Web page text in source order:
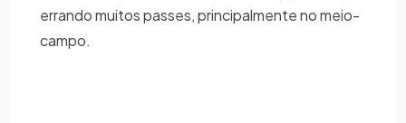
errando muitos passes, principalmente no meio-
campo.